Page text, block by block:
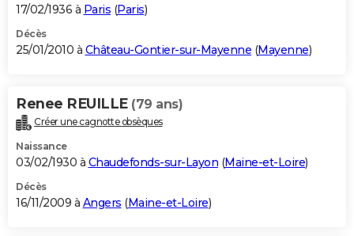
17/02/1936 à Paris (Paris)
Décès
25/01/2010 à Château-Gontier-sur-Mayenne (Mayenne)
Renee REUILLE (79 ans)
Créer une cagnotte obsèques
Naissance
03/02/1930 à Chaudefonds-sur-Layon (Maine-et-Loire)
Décès
16/11/2009 à Angers (Maine-et-Loire)